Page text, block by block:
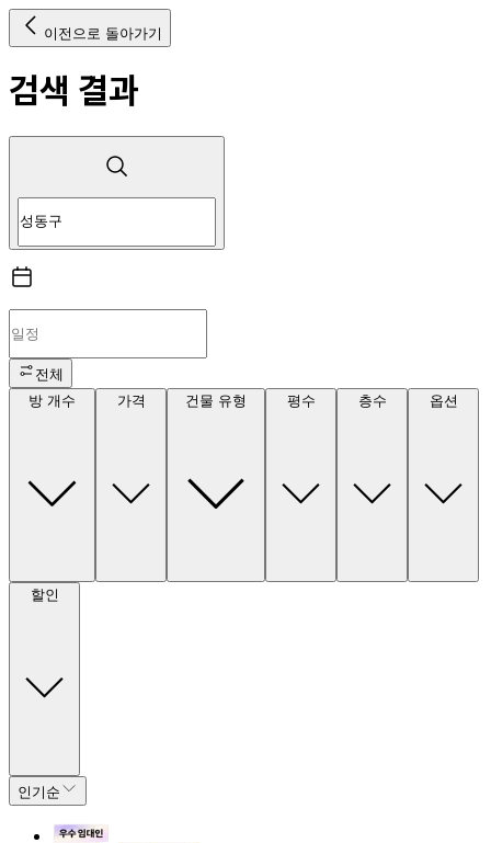
이전으로 돌아가기
검색 결과
전체
방 개수
가격 건물 유형 평수 층수 옵션
할인
인기순